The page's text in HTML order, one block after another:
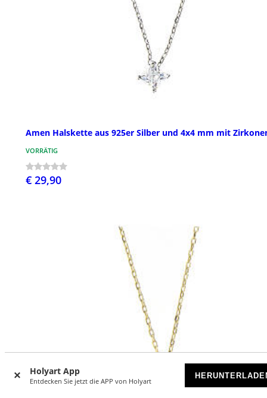
Holyart App
Entdecken Sie jetzt die APP von Holyart
Amen Halskette aus 925er Silber und 4x4 mm mit
VORRÄTIG
€ 29,90